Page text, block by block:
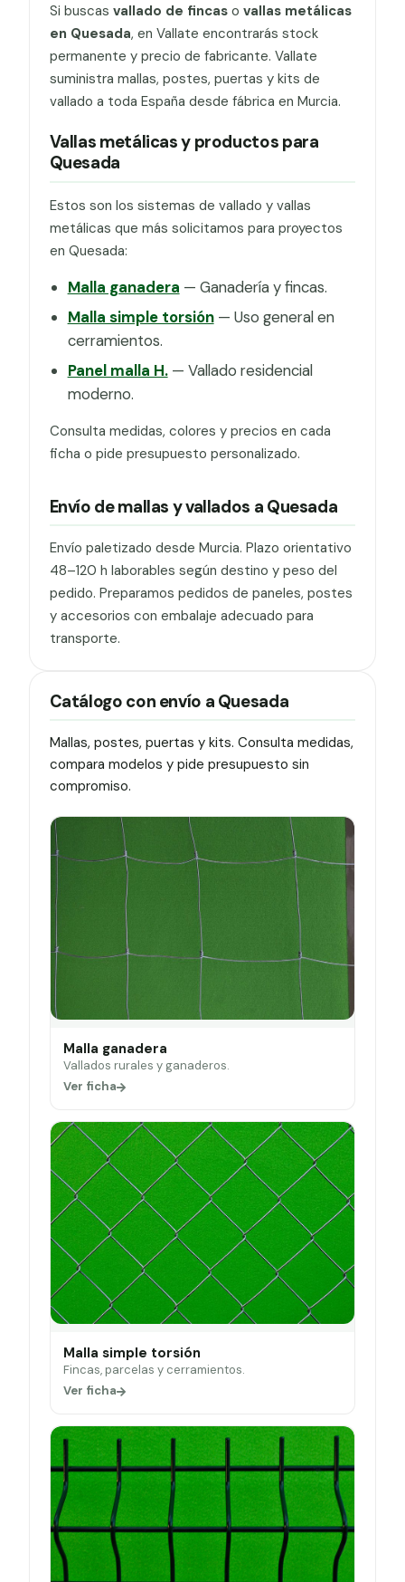
Si buscas vallado de fincaso vallas metálicas
en Quesada, en Vallate encontrarás stock
permanente y precio de fabricante. Vallate
suministra mallas, postes, puertas y kits de
vallado a toda España desde fábrica en Murcia.
Vallas metálicas y productos para
Quesada
Estos son los sistemas de vallado y vallas
metálicas que más solicitamos para proyectos
en Quesada:
Malla ganadera — Ganadería y fincas.
Malla simple torsión— Uso general en
cerramientos.
Panel malla H.— Vallado residencial
moderno.
Consulta medidas, colores y precios en cada
ficha o pide presupuesto personalizado.
Envío de mallas y vallados a Quesada
Envío paletizado desde Murcia. Plazo orientativo
48–120 h laborables según destino y peso del
pedido. Preparamos pedidos de paneles, postes
y accesorios con embalaje adecuado para
transporte.
Catálogo con envío a Quesada
Mallas, postes, puertas y kits. Consulta medidas,
compara modelos y pide presupuesto sin
compromiso.
Malla ganadera
Vallados rurales y ganaderos.
Ver ficha
Malla simple torsión
Fincas, parcelas y cerramientos.
Ver ficha